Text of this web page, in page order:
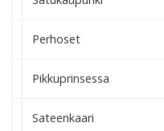
Perhoset
Pikkuprinsessa
Sateenkaari